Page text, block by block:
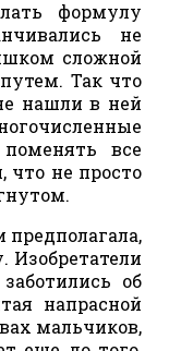
формулу
не
сложной
Так что
нашли в ней
все
не просто
предполагала,
Изобретатели
об
напрасной
мальчиков,